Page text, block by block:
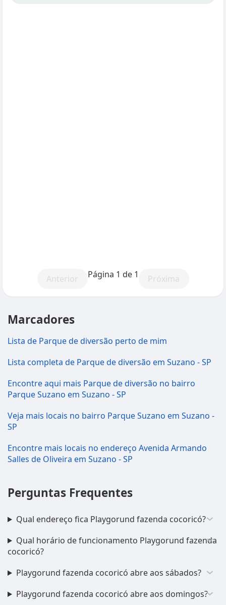
Anterior Página 1 de 1 Próxima
Marcadores
Lista de Parque de diversão perto de mim
Lista completa de Parque de diversão em Suzano - SP
Encontre aqui mais Parque de diversão no bairro
Parque Suzano em Suzano - SP
Veja mais locais no bairro Parque Suzano em Suzano -
SP
Encontre mais locais no endereço Avenida Armando
Salles de Oliveira em Suzano - SP
Perguntas Frequentes
Qual endereço fica Playgorund fazenda cocoricó?
Qual horário de funcionamento Playgorund fazenda
cocoricó?
Playgorund fazenda cocoricó abre aos sábados?
Playgorund fazenda cocoricó abre aos domingos?